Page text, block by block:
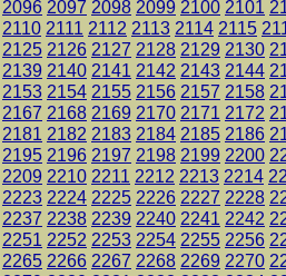
2096 2097 2098 2099 2100 2101
2110 2111 2112 2113 2114 2115
2125 2126 2127 2128 2129 2130
2139 2140 2141 2142 2143 2144
2153 2154 2155 2156 2157 2158
2167 2168 2169 2170 2171 2172
2181 2182 2183 2184 2185 2186
2195 2196 2197 2198 2199 2200
2209 2210 2211 2212 2213 2214
2223 2224 2225 2226 2227 2228
2237 2238 2239 2240 2241 2242
2251 2252 2253 2254 2255 2256
2265 2266 2267 2268 2269 2270